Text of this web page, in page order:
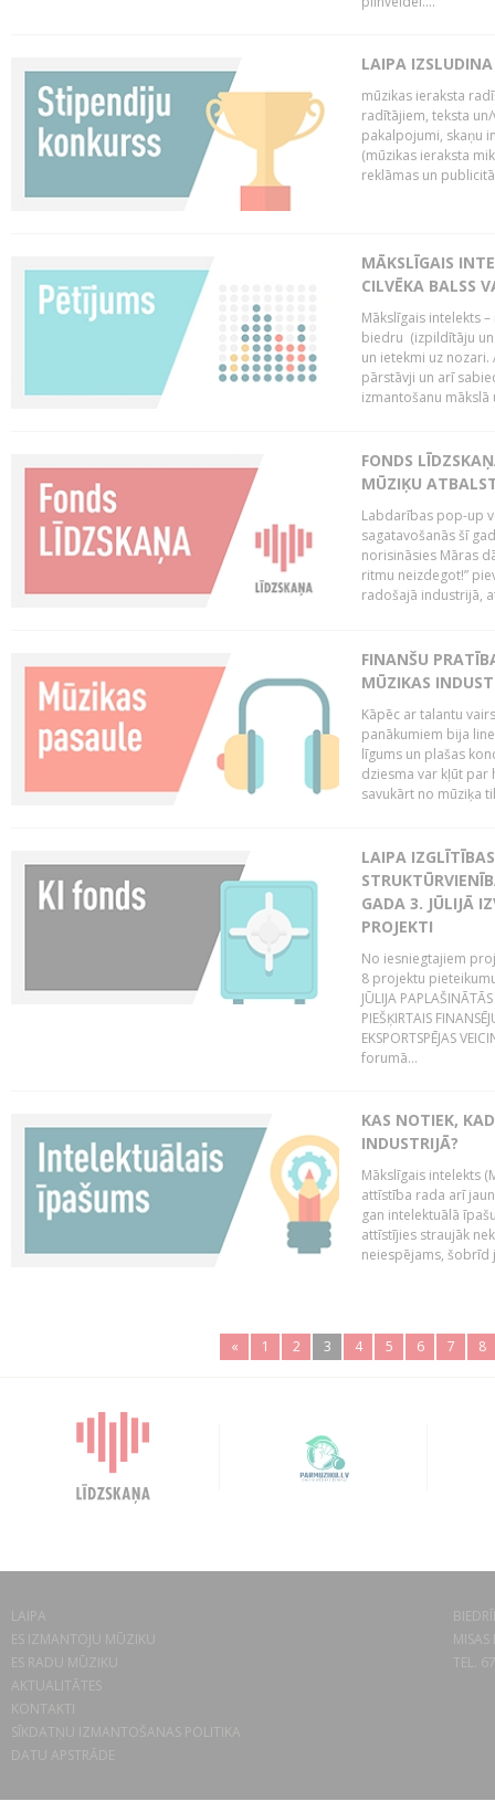
LAIPA
mūzikas ieraksta
radītājiem, teksta
pakalpojumi, skaņu
(mūzikas ieraksta
reklāmas un
MĀKSLĪGAIS
CILVĒKA BALSS
Mākslīgais intelekts
biedru (izpildītāju
un ietekmi uz
pārstāvji un arī
izmantošanu mākslā
FONDS
MŪZIĶU
Labdarības pop-up
sagatavošanās šī
norisināsies Māras
ritmu neizdegot!”
radošajā industrijā,
FINANŠU
MŪZIKAS
Kāpēc ar talantu
panākumiem bija
līgums un plašas
dziesma var kļūt par
savukārt no mūziķa
LAIPA
GADA 3. JŪLIJĀ
PROJEKTI
No iesniegtajiem
8 projektu
JŪLIJA
PIEŠĶIRTAIS
EKSPORTSPĒJAS
forumā...
KAS NOTIEK,
INDUSTRIJĀ?
Mākslīgais intelekts
attīstība rada arī
gan intelektuālā
attīstījies straujāk
neiespējams, šobrīd
« 1 2 3 4 5 6 7 8
LAIPA
ES IZMANTOJU MŪZIKU
ES RADU MŪZIKU
AKTUALITĀTES
KONTAKTI
SĪKDATŅU IZMANTOŠANAS POLITIKA
DATU APSTRĀDE
TEL.